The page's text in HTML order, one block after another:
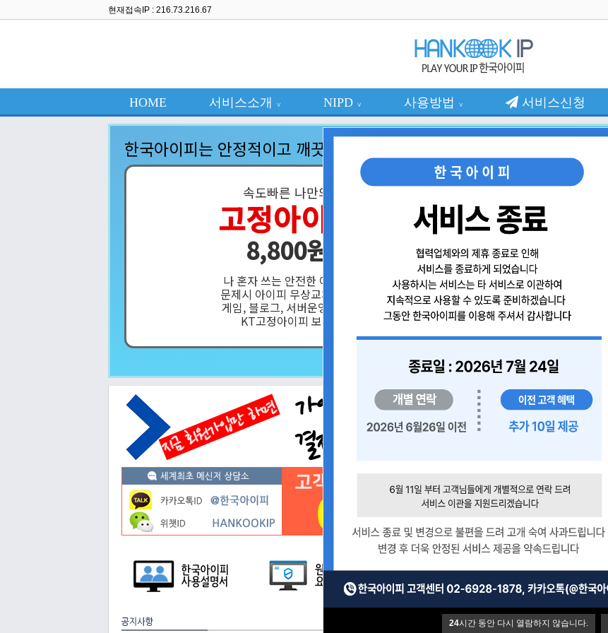
24시간 동안 다시 열람하지 않습니다.
현재접속IP : 216.73.216.67
HOME 서비스소개 ∨ NIPD ∨ 사용방법 ∨ 서비스신청
한국아이피는 안정적이고 깨끗한 아이피를 제공합니다
속도빠른 나만의
고정아이피
8,800원
나 혼자 쓰는 안전한 아이피
문제시 아이피 무상교체지원
게임, 블로그, 서버운영 추천
KT고정아이피 보유
마음대로 변경가능한
유동아이피
13,200원 부터
200IP ~ 1,600IP 다양한 상품
아이피 교체횟수 무제한
주기적인 IP 변경 제공
마케팅, 게임등 다양한 분야 사용